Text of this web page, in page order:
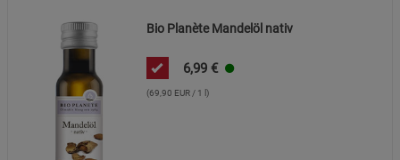
Bio Planète Mandelöl nativ
6,99 €
(69,90 EUR / 1 l)